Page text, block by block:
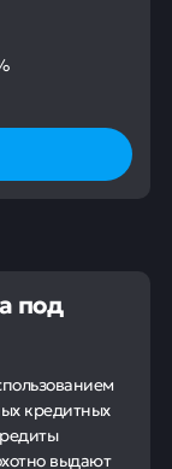
под
кредитных
выдают